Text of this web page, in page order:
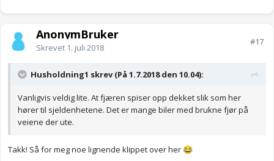
AnonymBruker
Skrevet 1. juli 2018
#17
Husholdning1 skrev (På 1.7.2018 den 10.04):
Vanligvis veldig lite. At fjæren spiser opp dekket slik som her
hører til sjeldenhetene. Det er mange biler med brukne fjør på
veiene der ute.
Takk! Så for meg noe lignende klippet over her 😂